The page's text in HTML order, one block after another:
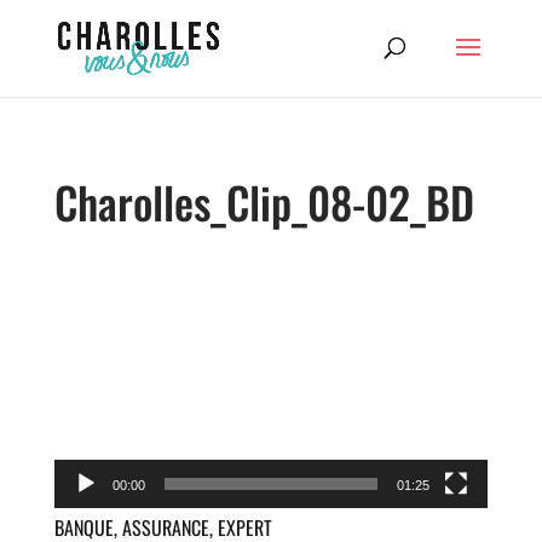
Charolles_Clip_08-02_BD
00:00 01:25
BANQUE, ASSURANCE, EXPERT